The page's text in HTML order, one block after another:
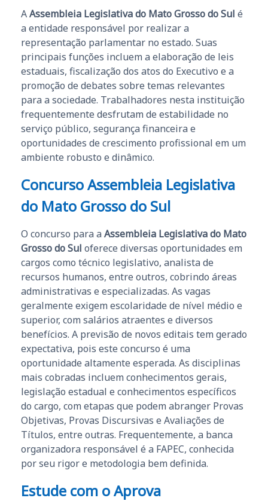
AAssembleia Legislativa do Mato Grosso do Sul é
a entidade responsável por realizar a
representação parlamentar no estado. Suas
principais funções incluem a elaboração de leis
estaduais, fiscalização dos atos do Executivo e a
promoção de debates sobre temas relevantes
para a sociedade. Trabalhadores nesta instituição
frequentemente desfrutam de estabilidade no
serviço público, segurança financeira e
oportunidades de crescimento profissional em um
ambiente robusto e dinâmico.
Concurso Assembleia Legislativa
do Mato Grosso do Sul
O concurso para a Assembleia Legislativa do Mato
Grosso do Sul oferece diversas oportunidades em
cargos como técnico legislativo, analista de
recursos humanos, entre outros, cobrindo áreas
administrativas e especializadas. As vagas
geralmente exigem escolaridade de nível médio e
superior, com salários atraentes e diversos
benefícios. A previsão de novos editais tem gerado
expectativa, pois este concurso é uma
oportunidade altamente esperada. As disciplinas
mais cobradas incluem conhecimentos gerais,
legislação estadual e conhecimentos específicos
do cargo, com etapas que podem abranger Provas
Objetivas, Provas Discursivas e Avaliações de
Títulos, entre outras. Frequentemente, a banca
organizadora responsável é a FAPEC, conhecida
por seu rigor e metodologia bem definida.
Estude com o Aprova